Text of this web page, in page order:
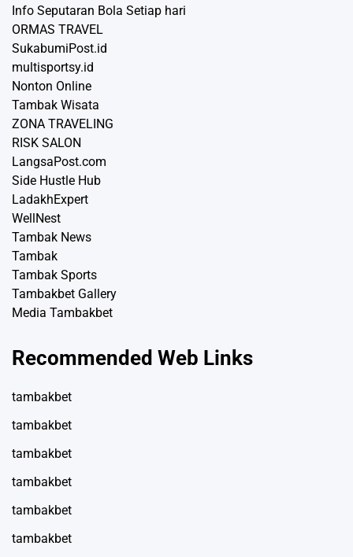
Info Seputaran Bola Setiap hari
ORMAS TRAVEL
SukabumiPost.id
multisportsy.id
Nonton Online
Tambak Wisata
ZONA TRAVELING
RISK SALON
LangsaPost.com
Side Hustle Hub
LadakhExpert
WellNest
Tambak News
Tambak
Tambak Sports
Tambakbet Gallery
Media Tambakbet
Recommended Web Links
tambakbet
tambakbet
tambakbet
tambakbet
tambakbet
tambakbet